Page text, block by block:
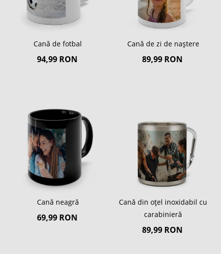
Cană de fotbal
94,99 RON
Cană de zi de naștere
89,99 RON
Cană neagră
69,99 RON
Cană din oțel inoxidabil cu
carabinieră
89,99 RON